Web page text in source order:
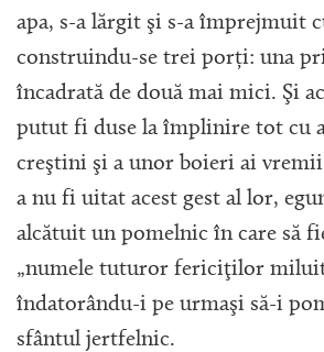
apa, s-a lărgit şi s-a împrejmuit
construindu-se trei porți: una
încadrată de două mai mici. Şi
putut fi duse la împlinire tot cu
creştini şi a unor boieri ai
a nu fi uitat acest gest al lor,
alcătuit un pomelnic în care să
„numele tuturor fericiţilor
îndatorându-i pe urmaşi să-i
sfântul jertfelnic.